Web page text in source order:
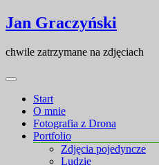
Skip
to
Skip
to
Jan Graczyński
chwile zatrzymane na zdjęciach
Start
O mnie
Fotografia z Drona
Portfolio
Zdjęcia pojedyncze
Ludzie